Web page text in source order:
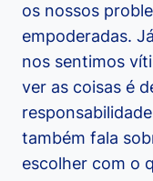
os nossos
empoderadas.
nos sentimos
ver as coisas é
também fala
escolher com o